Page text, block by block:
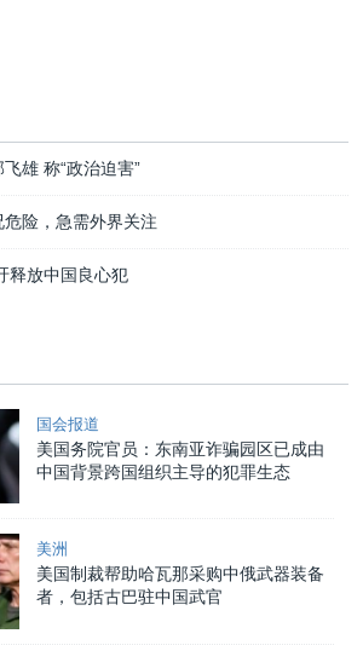
雄 称“政治迫害”
险，急需外界关注
释放中国良心犯
国会报道
美国务院官员：东南亚诈骗园区已成由
中国背景跨国组织主导的犯罪生态
美洲
美国制裁帮助哈瓦那采购中俄武器装备
者，包括古巴驻中国武官